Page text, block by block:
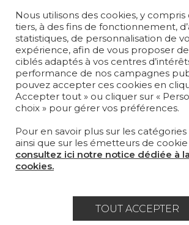
SUR-MESURE
MAGAZINE
LA MAISON
OÙ NOUS TROUVER ?
Politique générale de
Nous utilisons des cookies, y compris
tiers, à des fins de fonctionnement,
statistiques, de personnalisation de
expérience, afin de vous proposer
ciblés adaptés à vos centres
performance de nos campagnes
pouvez accepter ces cookies en
Accepter tout » ou cliquer sur «
choix » pour gérer vos préférences.
Pour en savoir plus sur les
ainsi que sur les émetteurs de
consultez ici notre notice dédiée à
cookies.
TOUT ACCEPTER